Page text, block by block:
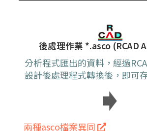
後處理作業 *.asco (RCAD
分析程式匯出的資料，經過
設計後處理程式轉換後，即可
兩種asco檔案異同